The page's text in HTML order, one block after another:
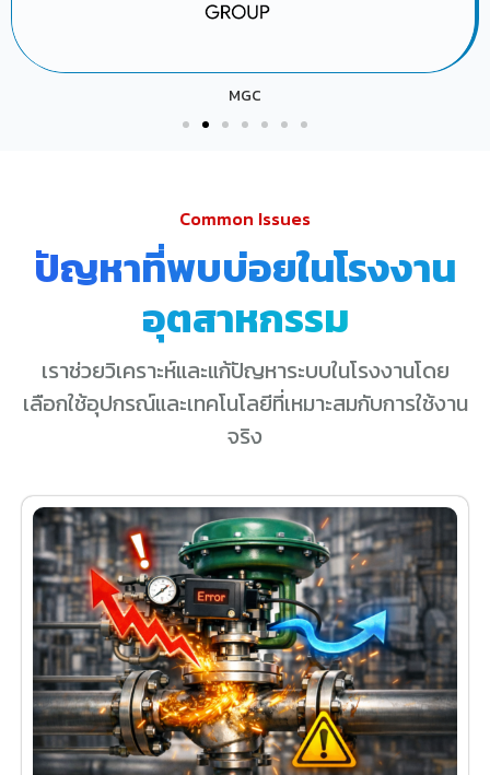
MGC
Common Issues
ปัญหาที่พบบ่อยในโรงงาน
อุตสาหกรรม
เราช่วยวิเคราะห์และแก้ปัญหาระบบในโรงงานโดย
เลือกใช้อุปกรณ์และเทคโนโลยีที่เหมาะสมกับการใช้งาน
จริง